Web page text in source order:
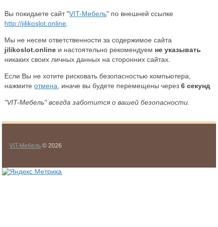
Вы покидаете сайт "VIT-Мебель" по внешней ссылке
http://jilikoslot.online
Мы не несем ответственности за содержимое сайта
jilikoslot.online и настоятельно рекомендуем не указывать
никаких своих личных данных на сторонних сайтах.
Если Вы не хотите рисковать безопасностью компьютера,
нажмитеотмена , иначе вы будете перемещены через6 секунд
"VIT-Мебель" всегда заботится о вашей безопасности.
VIT-Мебель © 2026